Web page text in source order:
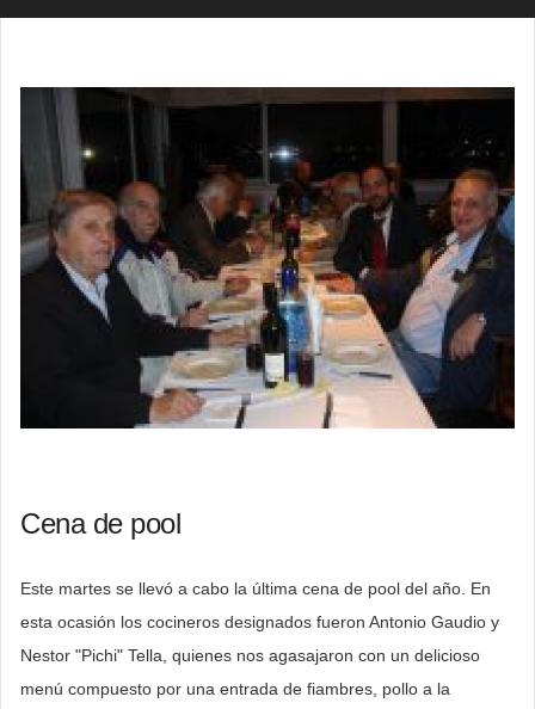
Cena de pool
Este martes se llevó a cabo la última cena de pool del año. En
esta ocasión los cocineros designados fueron Antonio Gaudio y
Nestor "Pichi" Tella, quienes nos agasajaron con un delicioso
menú compuesto por una entrada de fiambres, pollo a la